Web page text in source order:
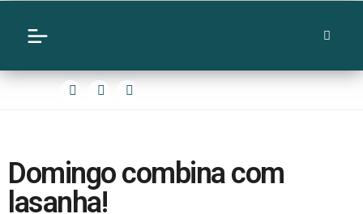
Domingo combina com
lasanha!